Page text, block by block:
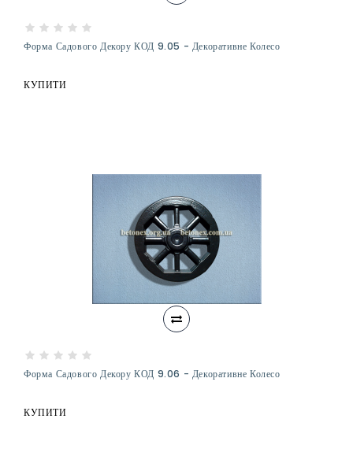
Форма Садового Декору КОД 9.05 - Декоративне Колесо
КУПИТИ
Форма Садового Декору КОД 9.06 - Декоративне Колесо
КУПИТИ